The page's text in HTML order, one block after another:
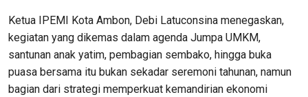
Ketua IPEMI Kota Ambon, Debi Latuconsina menegaskan,
kegiatan yang dikemas dalam agenda Jumpa UMKM,
santunan anak yatim, pembagian sembako, hingga buka
puasa bersama itu bukan sekadar seremoni tahunan, namun
bagian dari strategi memperkuat kemandirian ekonomi